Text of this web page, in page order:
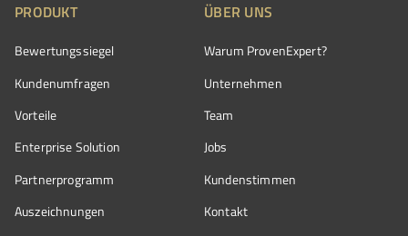
PRODUKT
Bewertungssiegel
Kundenumfragen
Vorteile
Enterprise Solution
Partnerprogramm
Auszeichnungen
ÜBER UNS
Warum ProvenExpert?
Unternehmen
Team
Jobs
Kundenstimmen
Kontakt